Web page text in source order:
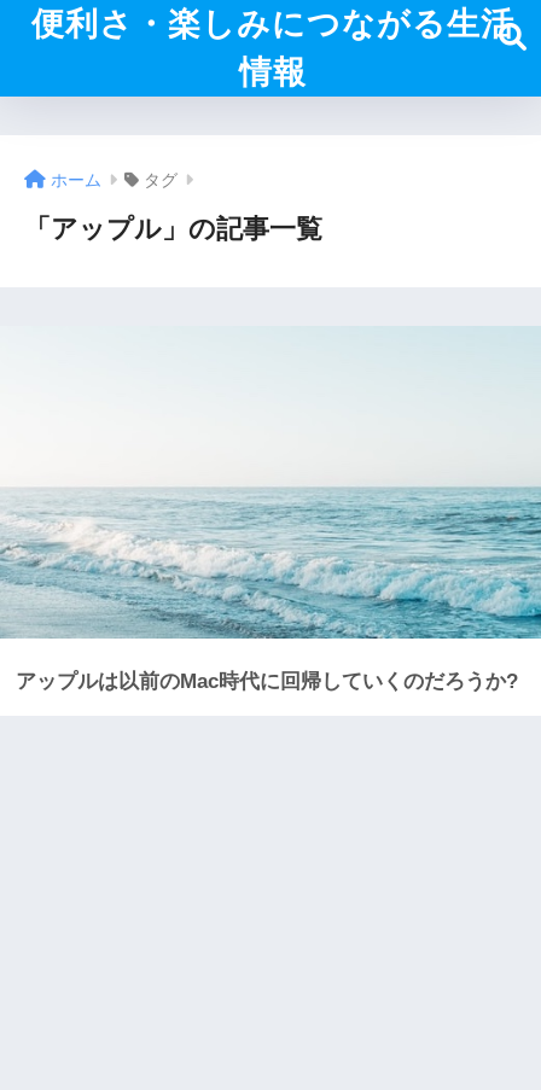
便利さ・楽しみにつながる生活
情報
ホーム タグ
「アップル」の記事一覧
アップルは以前のMac時代に回帰していくのだろうか?